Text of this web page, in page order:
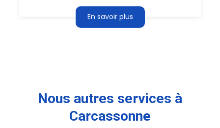
En savoir plus
Nous autres services à
Carcassonne